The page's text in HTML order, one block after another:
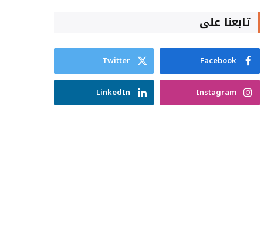
تابعنا على
Facebook
Twitter
Instagram
LinkedIn